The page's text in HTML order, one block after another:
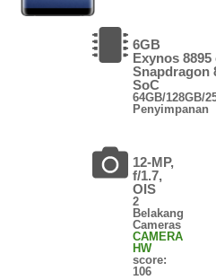
6GB
Exynos 8895
Snapdragon
SoC
64GB/128GB/
Penyimpanan
12-MP,
f/1.7,
OIS
2
Belakang
Cameras
CAMERA
HW
score:
106